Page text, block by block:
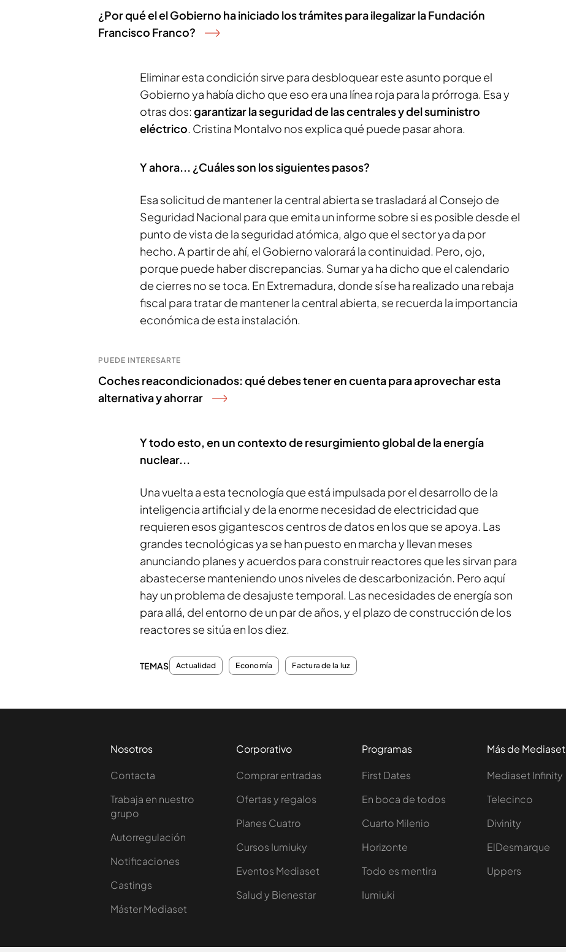
¿Por qué el el Gobierno ha iniciado los trámites para ilegalizar la Fundación
Francisco Franco?
Eliminar esta condición sirve para desbloquear este asunto porque el
Gobierno ya había dicho que eso era una línea roja para la prórroga. Esa y
otras dos: garantizar la seguridad de las centrales y del suministro
eléctrico. Cristina Montalvo nos explica qué puede pasar ahora.
Y ahora... ¿Cuáles son los siguientes pasos?
Esa solicitud de mantener la central abierta se trasladará al Consejo de
Seguridad Nacional para que emita un informe sobre si es posible desde el
punto de vista de la seguridad atómica, algo que el sector ya da por
hecho. A partir de ahí, el Gobierno valorará la continuidad. Pero, ojo,
porque puede haber discrepancias. Sumar ya ha dicho que el calendario
de cierres no se toca. En Extremadura, donde sí se ha realizado una rebaja
fiscal para tratar de mantener la central abierta, se recuerda la importancia
económica de esta instalación.
PUEDE INTERESARTE
Coches reacondicionados: qué debes tener en cuenta para aprovechar esta
alternativa y ahorrar
Y todo esto, en un contexto de resurgimiento global de la energía
nuclear...
Una vuelta a esta tecnología que está impulsada por el desarrollo de la
inteligencia artificial y de la enorme necesidad de electricidad que
requieren esos gigantescos centros de datos en los que se apoya. Las
grandes tecnológicas ya se han puesto en marcha y llevan meses
anunciando planes y acuerdos para construir reactores que les sirvan para
abastecerse manteniendo unos niveles de descarbonización. Pero aquí
hay un problema de desajuste temporal. Las necesidades de energía son
para allá, del entorno de un par de años, y el plazo de construcción de los
reactores se sitúa en los diez.
TEMAS Actualidad Economía Factura de la luz
Nosotros
Contacta
Trabaja en nuestro
grupo
Autorregulación
Notificaciones
Castings
Máster Mediaset
Corporativo
Comprar entradas
Ofertas y regalos
Planes Cuatro
Cursos Iumiuky
Eventos Mediaset
Salud y Bienestar
Programas
First Dates
En boca de todos
Cuarto Milenio
Horizonte
Todo es mentira
Iumiuki
Más de Mediaset
Mediaset Infinity
Telecinco
Divinity
ElDesmarque
Uppers